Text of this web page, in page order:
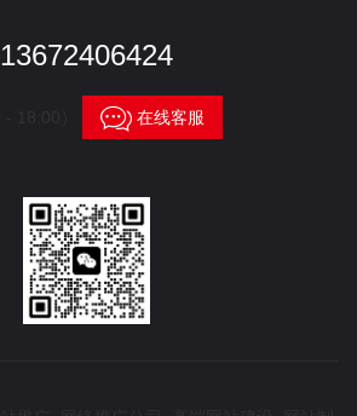
13672406424
在线客服